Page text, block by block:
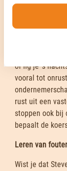
het tij met een
Haal je nog
of lig je ’s
vooral tot
rust uit een
stoppen ook bij
bepaalt de
Leren van
Wist je dat